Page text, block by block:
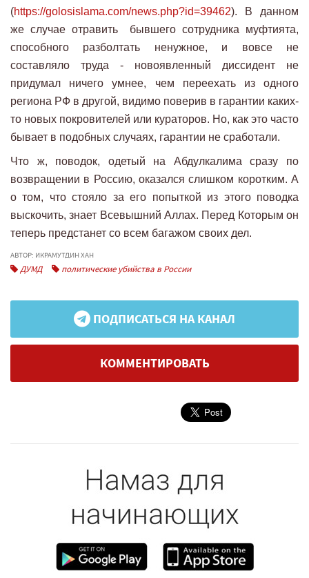
(https://golosislama.com/news.php?id=39462). В данном
же случае отравить бывшего сотрудника муфтията,
способного разболтать ненужное, и вовсе не
составляло труда - новоявленный диссидент не
придумал ничего умнее, чем переехать из одного
региона РФ в другой, видимо поверив в гарантии каких-
то новых покровителей или кураторов. Но, как это часто
бывает в подобных случаях, гарантии не сработали.
Что ж, поводок, одетый на Абдулкалима сразу по
возвращении в Россию, оказался слишком коротким. А
о том, что стояло за его попыткой из этого поводка
выскочить, знает Всевышний Аллах. Перед Которым он
теперь предстанет со всем багажом своих дел.
АВТОР: ИКРАМУТДИН ХАН
ДУМД политические убийства в России
ПОДПИСАТЬСЯ НА КАНАЛ
КОММЕНТИРОВАТЬ